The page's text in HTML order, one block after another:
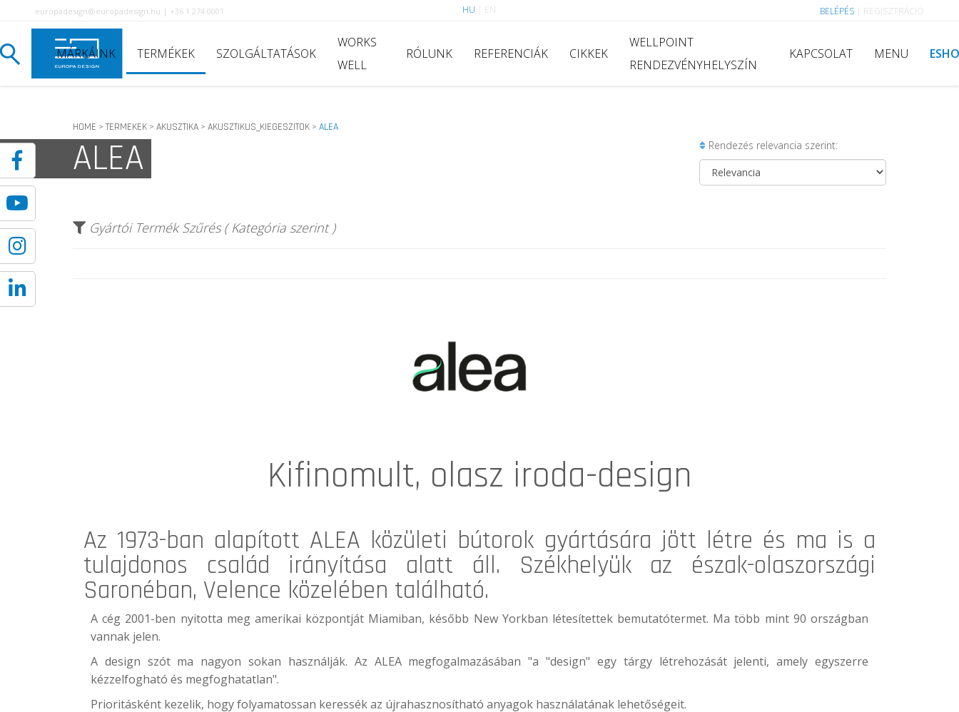
europadesign@europadesign.hu | +36 1 274 0001 HU EN BELÉPÉS REGISZTRÁCIÓ
MÁRKÁINK TERMÉKEK SZOLGÁLTATÁSOK
WORKS
WELL
RÓLUNK REFERENCIÁK CIKKEK
WELLPOINT
RENDEZVÉNYHELYSZÍN
KAPCSOLAT MENU
HOME > TERMEKEK > AKUSZTIKA > AKUSZTIKUS_KIEGESZITOK > ALEA
ALEA Rendezés relevancia szerint:
Gyártói Termék Szűrés ( Kategória szerint )
Kifinomult, olasz iroda-design
Az 1973-ban alapított ALEA közületi bútorok gyártására jött létre és ma is a
tulajdonos család irányítása alatt áll. Székhelyük az észak-olaszországi
Saronéban, Velence közelében található.
A cég 2001-ben nyitotta meg amerikai központját Miamiban, később New Yorkban létesítettek bemutatótermet. Ma több mint 90 országban
vannak jelen.
A design szót ma nagyon sokan használják. Az ALEA megfogalmazásában "a "design" egy tárgy létrehozását jelenti, amely egyszerre
kézzelfogható és megfoghatatlan".
Prioritásként kezelik, hogy folyamatossan keressék az újrahasznosítható anyagok használatának lehetőségeit.